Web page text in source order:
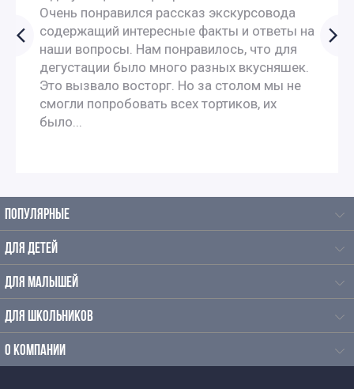
Очень понравился рассказ экскурсовода
содержащий интересные факты и ответы на
наши вопросы. Нам понравилось, что для
дегустации было много разных вкусняшек.
Это вызвало восторг. Но за столом мы не
смогли попробовать всех тортиков, их
было...
ПОПУЛЯРНЫЕ
ДЛЯ ДЕТЕЙ
ДЛЯ МАЛЫШЕЙ
ДЛЯ ШКОЛЬНИКОВ
О КОМПАНИИ